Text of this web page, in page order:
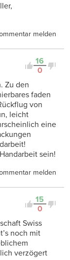
melden
16
0
Zu den
faden
von
leicht
eine
sein!
melden
15
0
Swiss
noch mit
verzögert